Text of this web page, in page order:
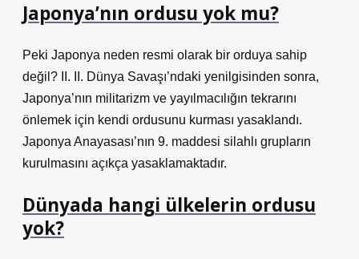
Japonya’nın ordusu yok mu?
Peki Japonya neden resmi olarak bir orduya sahip
değil? II. II. Dünya Savaşı’ndaki yenilgisinden sonra,
Japonya’nın militarizm ve yayılmacılığın tekrarını
önlemek için kendi ordusunu kurması yasaklandı.
Japonya Anayasası’nın 9. maddesi silahlı grupların
kurulmasını açıkça yasaklamaktadır.
Dünyada hangi ülkelerin ordusu
yok?